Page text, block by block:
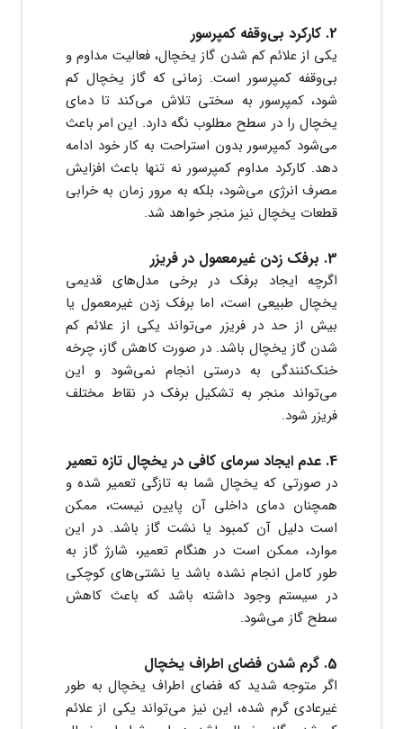
2. کارکرد بی‌وقفه کمپرسور
یکی از علائم کم شدن گاز یخچال، فعالیت مداوم و
بی‌وقفه کمپرسور است. زمانی که گاز یخچال کم
شود، کمپرسور به سختی تلاش می‌کند تا دمای
یخچال را در سطح مطلوب نگه دارد. این امر باعث
می‌شود کمپرسور بدون استراحت به کار خود ادامه
دهد. کارکرد مداوم کمپرسور نه تنها باعث افزایش
مصرف انرژی می‌شود، بلکه به مرور زمان به خرابی
قطعات یخچال نیز منجر خواهد شد.
3. برفک زدن غیرمعمول در فریزر
اگرچه ایجاد برفک در برخی مدل‌های قدیمی
یخچال طبیعی است، اما برفک زدن غیرمعمول یا
بیش از حد در فریزر می‌تواند یکی از علائم کم
شدن گاز یخچال باشد. در صورت کاهش گاز، چرخه
خنک‌کنندگی به درستی انجام نمی‌شود و این
می‌تواند منجر به تشکیل برفک در نقاط مختلف
فریزر شود.
4. عدم ایجاد سرمای کافی در یخچال تازه تعمیر
در صورتی که یخچال شما به تازگی تعمیر شده و
همچنان دمای داخلی آن پایین نیست، ممکن
است دلیل آن کمبود یا نشت گاز باشد. در این
موارد، ممکن است در هنگام تعمیر، شارژ گاز به
طور کامل انجام نشده باشد یا نشتی‌های کوچکی
در سیستم وجود داشته باشد که باعث کاهش
سطح گاز می‌شود.
5. گرم شدن فضای اطراف یخچال
اگر متوجه شدید که فضای اطراف یخچال به طور
غیرعادی گرم شده، این نیز می‌تواند یکی از علائم